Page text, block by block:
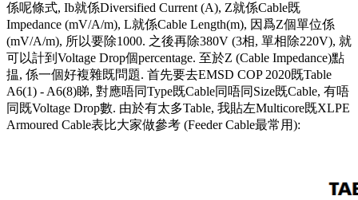
係呢條式, Ib就係Diversified Current (A), Z就係Cable既
Impedance (mV/A/m), L就係Cable Length(m), 因爲Z個單位係
(mV/A/m), 所以要除1000. 之後再除380V (3相, 單相除220V), 就
可以計到Voltage Drop個percentage. 至於Z (Cable Impedance)點
揾, 係一個好複雜既問題. 首先要去EMSD COP 2020既Table
A6(1) - A6(8)睇, 對應唔同Type既Cable同唔同Size既Cable, 有唔
同既Voltage Drop數. 由於有太多Table, 我貼左Multicore既XLPE
Armoured Cable表比大家做參考 (Feeder Cable最常用):